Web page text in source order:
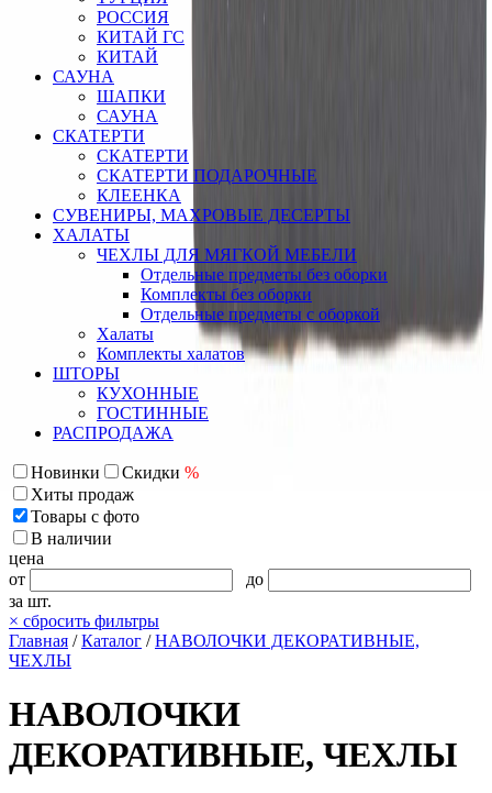
РОССИЯ
КИТАЙ ГС
КИТАЙ
САУНА
ШАПКИ
САУНА
СКАТЕРТИ
СКАТЕРТИ
СКАТЕРТИ ПОДАРОЧНЫЕ
КЛЕЕНКА
СУВЕНИРЫ, МАХРОВЫЕ ДЕСЕРТЫ
ХАЛАТЫ
ЧЕХЛЫ ДЛЯ МЯГКОЙ МЕБЕЛИ
Отдельные предметы без оборки
Комплекты без оборки
Отдельные предметы с оборкой
Халаты
Комплекты халатов
ШТОРЫ
КУХОННЫЕ
ГОСТИННЫЕ
РАСПРОДАЖА
Новинки Скидки %
Хиты продаж
Товары с фото
В наличии
цена
от
до
за шт.
× сбросить фильтры
Главная /Каталог /НАВОЛОЧКИ ДЕКОРАТИВНЫЕ,
ЧЕХЛЫ
НАВОЛОЧКИ
ДЕКОРАТИВНЫЕ, ЧЕХЛЫ